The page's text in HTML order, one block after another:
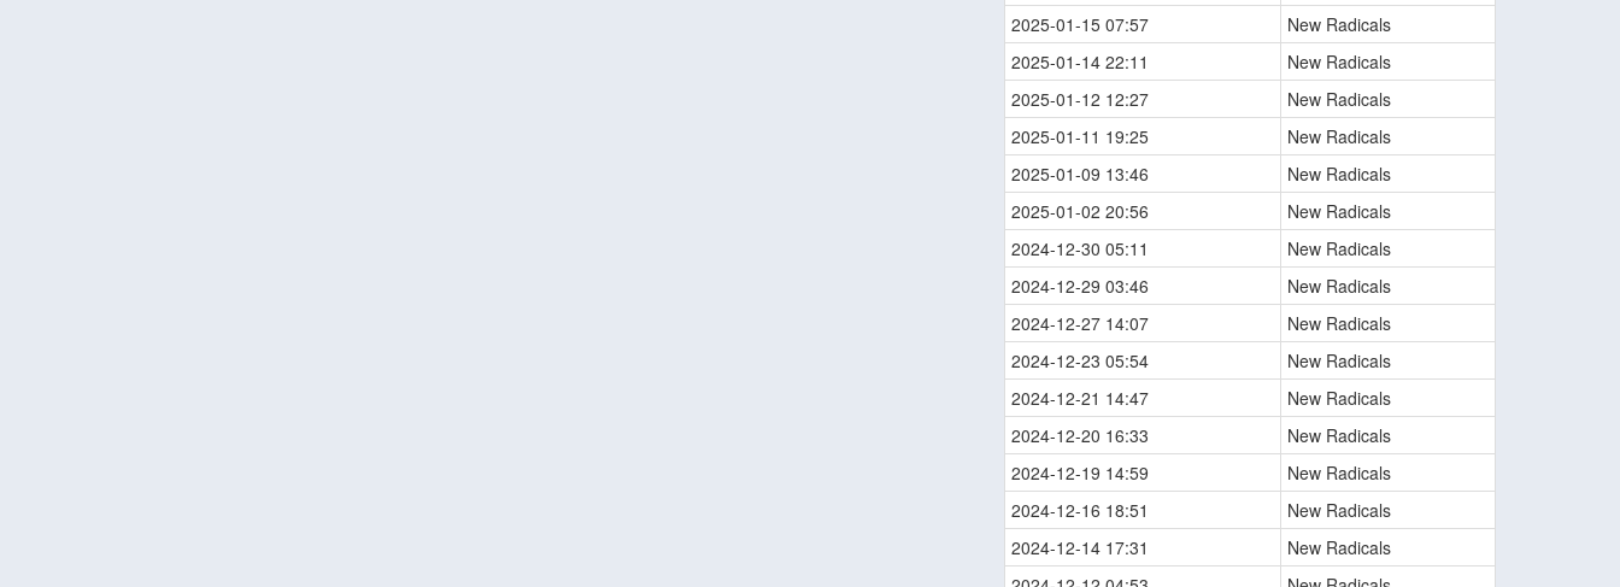
2025-01-15 07:57
New Radicals
2025-01-14 22:11
New Radicals
2025-01-12 12:27
New Radicals
2025-01-11 19:25
New Radicals
2025-01-09 13:46
New Radicals
2025-01-02 20:56
New Radicals
2024-12-30 05:11
New Radicals
2024-12-29 03:46
New Radicals
2024-12-27 14:07
New Radicals
2024-12-23 05:54
New Radicals
2024-12-21 14:47
New Radicals
2024-12-20 16:33
New Radicals
2024-12-19 14:59
New Radicals
2024-12-16 18:51
New Radicals
2024-12-14 17:31
New Radicals